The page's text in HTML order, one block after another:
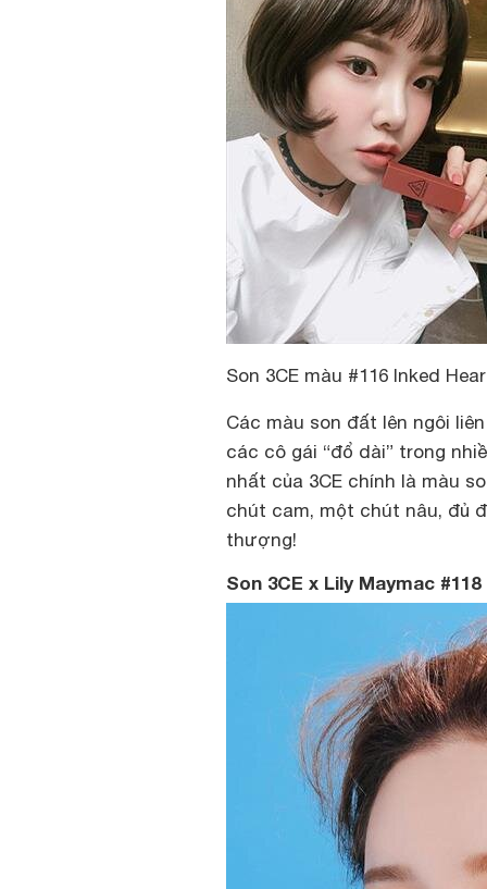
Son 3CE màu #116 Inked
Các màu son đất lên ngôi
các cô gái “đổ dài” trong
nhất của 3CE chính là màu
chút cam, một chút nâu, đủ
thượng!
Son 3CE x Lily Maymac